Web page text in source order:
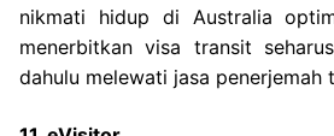
nikmati hidup di Australia
menerbitkan visa transit
dahulu melewati jasa penerjemah